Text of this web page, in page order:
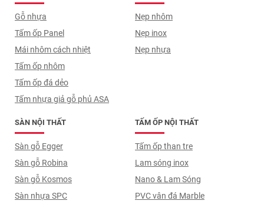
Gỗ nhựa
Tấm ốp Panel
Mái nhôm cách nhiệt
Tấm ốp nhôm
Tấm ốp đá dẻo
Tấm nhựa giả gỗ phủ ASA
TẤM ỐP NỘI THẤT
Tấm ốp than tre
Lam sóng inox
Nano & Lam Sóng
PVC vân đá Marble
SÀN NỘI THẤT
Sàn gỗ Egger
Sàn gỗ Robina
Sàn gỗ Kosmos
Sàn nhựa SPC
Nẹp nhôm
Nẹp inox
Nẹp nhựa